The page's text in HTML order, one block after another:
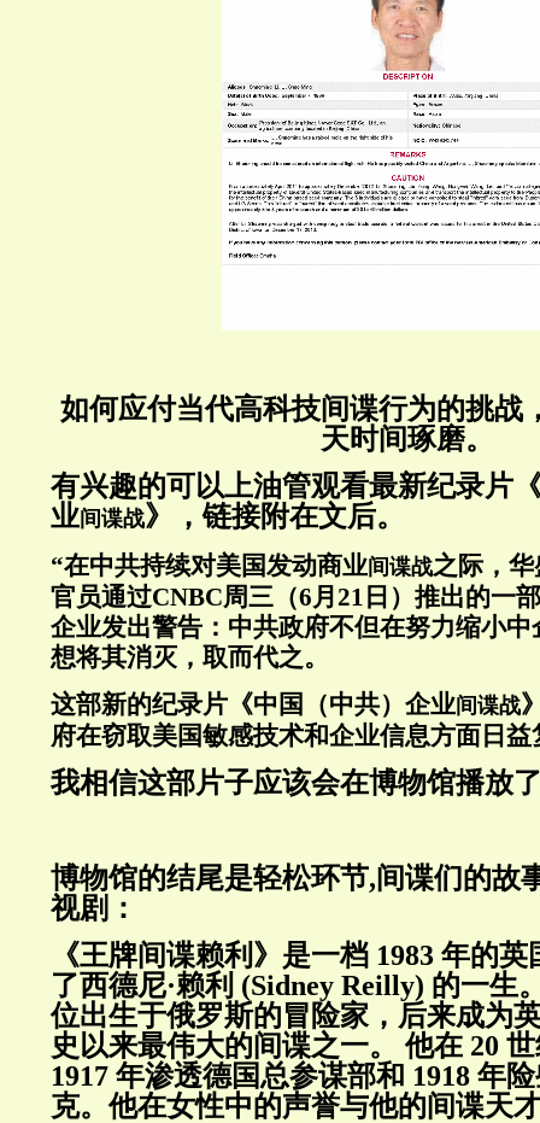
如何应付当代高科技间谍行为的挑战
天时间琢磨。
有兴趣的可以上油管观看最新纪录片
业间谍战》，链接附在文后。
“在中共持续对美国发动商业间谍战之际，
官员通过CNBC周三（6月21日）推出的一
企业发出警告：中共政府不但在努力缩小
想将其消灭，取而代之。
这部新的纪录片《中国（中共）企业间谍战
府在窃取美国敏感技术和企业信息方面日益
我相信这部片子应该会在博物馆播放
博物馆的结尾是轻松环节,间谍们的故
视剧：
《王牌间谍赖利》是一档 1983 年的
了西德尼·赖利 (Sidney Reilly) 的一生
位出生于俄罗斯的冒险家，后来成为
史以来最伟大的间谍之一。 他在 20
1917 年渗透德国总参谋部和 1918 年
克。他在女性中的声誉与他的间谍天